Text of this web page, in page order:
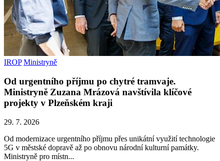
IROP Ministryně
Od urgentního příjmu po chytré tramvaje.
Ministryně Zuzana Mrázová navštívila klíčové
projekty v Plzeňském kraji
29. 7. 2026
Od modernizace urgentního příjmu přes unikátní využití technologie
5G v městské dopravě až po obnovu národní kulturní památky.
Ministryně pro místn...